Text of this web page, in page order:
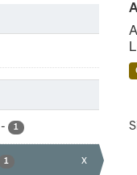
- 1
1 x